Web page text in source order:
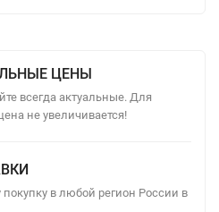
ЦЕНЫ
всегда актуальные. Для
не увеличивается!
в любой регион России в